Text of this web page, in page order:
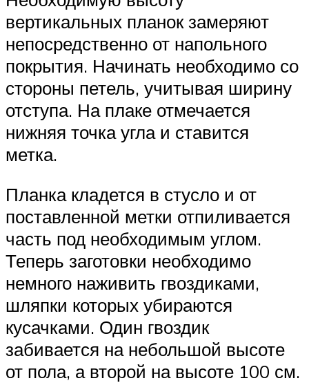
вертикальных планок замеряют
непосредственно от напольного
покрытия. Начинать необходимо со
стороны петель, учитывая ширину
отступа. На плаке отмечается
нижняя точка угла и ставится
метка.
Планка кладется в стусло и от
поставленной метки отпиливается
часть под необходимым углом.
Теперь заготовки необходимо
немного наживить гвоздиками,
шляпки которых убираются
кусачками. Один гвоздик
забивается на небольшой высоте
от пола, а второй на высоте 100 см.